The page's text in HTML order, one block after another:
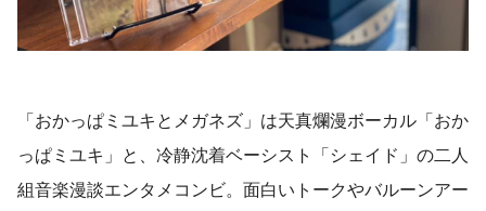
「おかっぱミユキとメガネズ」は天真爛漫ボーカル「おか
っぱミユキ」と、冷静沈着ベーシスト「シェイド」の二人
組音楽漫談エンタメコンビ。面白いトークやバルーンアー